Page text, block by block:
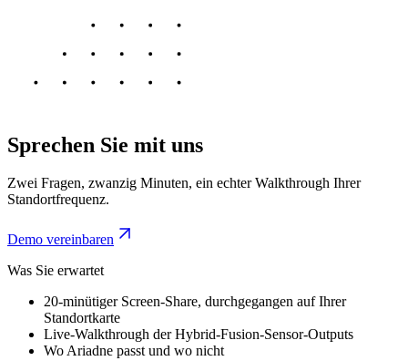
Sprechen Sie mit uns
Zwei Fragen, zwanzig Minuten, ein echter Walkthrough Ihrer
Standortfrequenz.
Demo vereinbaren
Was Sie erwartet
20-minütiger Screen-Share, durchgegangen auf Ihrer
Standortkarte
Live-Walkthrough der Hybrid-Fusion-Sensor-Outputs
Wo Ariadne passt und wo nicht